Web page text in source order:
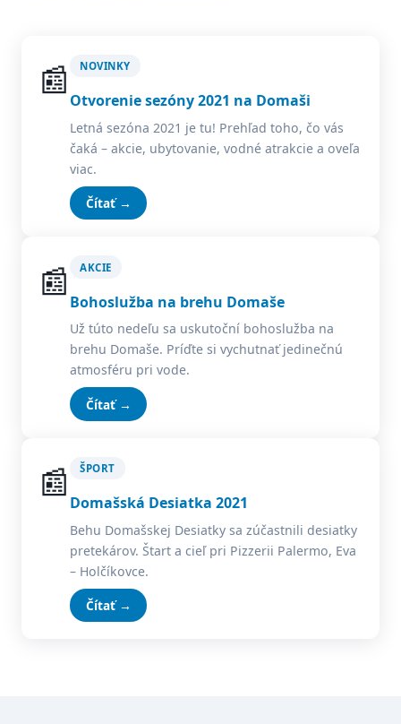
📰 NOVINKY
Otvorenie sezóny 2021 na Domaši
Letná sezóna 2021 je tu! Prehľad toho, čo vás
čaká – akcie, ubytovanie, vodné atrakcie a oveľa
viac.
Čítať →
📰 AKCIE
Bohoslužba na brehu Domaše
Už túto nedeľu sa uskutoční bohoslužba na
brehu Domaše. Príďte si vychutnať jedinečnú
atmosféru pri vode.
Čítať →
📰 ŠPORT
Domašská Desiatka 2021
Behu Domašskej Desiatky sa zúčastnili desiatky
pretekárov. Štart a cieľ pri Pizzerii Palermo, Eva
– Holčíkovce.
Čítať →